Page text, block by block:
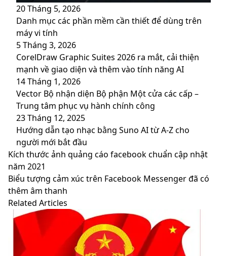
20 Tháng 5, 2026
Danh mục các phần mềm cần thiết để dùng trên
máy vi tính
5 Tháng 3, 2026
CorelDraw Graphic Suites 2026 ra mắt, cải thiện
mạnh về giao diện và thêm vào tính năng AI
14 Tháng 1, 2026
Vector Bộ nhận diện Bộ phận Một cửa các cấp –
Trung tâm phục vụ hành chính công
23 Tháng 12, 2025
Hướng dẫn tạo nhạc bằng Suno AI từ A-Z cho
người mới bắt đầu
Kích
thước
ảnh
quảng
cáo
facebook
chuẩn
cập
nhật
Kích thước ảnh quảng cáo facebook chuẩn cập nhật
năm 2021
Biểu
tượng
cảm
xúc
trên
Facebook
Messenger
Biểu tượng cảm xúc trên Facebook Messenger đã có
thêm âm thanh
Related Articles